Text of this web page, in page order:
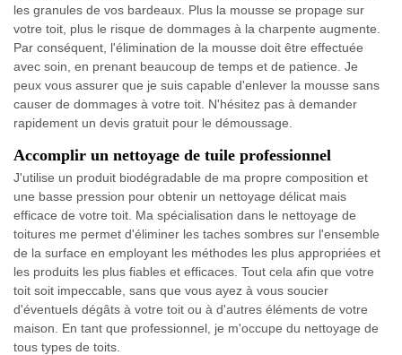
les granules de vos bardeaux. Plus la mousse se propage sur
votre toit, plus le risque de dommages à la charpente augmente.
Par conséquent, l'élimination de la mousse doit être effectuée
avec soin, en prenant beaucoup de temps et de patience. Je
peux vous assurer que je suis capable d'enlever la mousse sans
causer de dommages à votre toit. N'hésitez pas à demander
rapidement un devis gratuit pour le démoussage.
Accomplir un nettoyage de tuile professionnel
J'utilise un produit biodégradable de ma propre composition et
une basse pression pour obtenir un nettoyage délicat mais
efficace de votre toit. Ma spécialisation dans le nettoyage de
toitures me permet d'éliminer les taches sombres sur l'ensemble
de la surface en employant les méthodes les plus appropriées et
les produits les plus fiables et efficaces. Tout cela afin que votre
toit soit impeccable, sans que vous ayez à vous soucier
d'éventuels dégâts à votre toit ou à d'autres éléments de votre
maison. En tant que professionnel, je m'occupe du nettoyage de
tous types de toits.